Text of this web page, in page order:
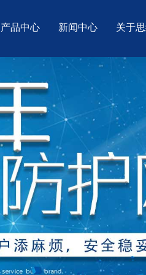
产品中心 新闻中心 关于